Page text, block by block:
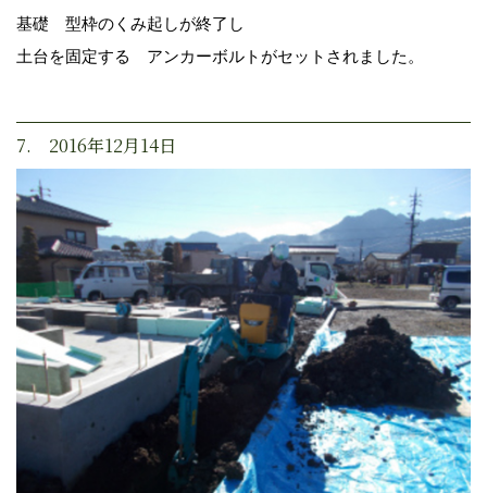
基礎 型枠のくみ起しが終了し
土台を固定する アンカーボルトがセットされました。
7. 2016年12月14日